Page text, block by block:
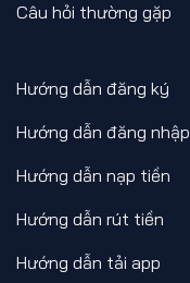
Câu hỏi thường gặp
Hướng dẫn đăng ký
Hướng dẫn đăng nhập
Hướng dẫn nạp tiền
Hướng dẫn rút tiền
Hướng dẫn tải app